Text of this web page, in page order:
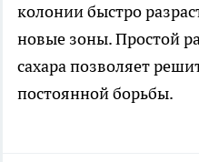
колонии быстро
новые зоны. Простой
сахара позволяет
постоянной борьбы.